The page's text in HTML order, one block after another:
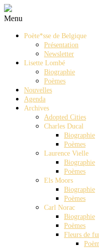
Menu
Poète*sse de Belgique
Présentation
Newsletter
Lisette Lombé
Biographie
Poèmes
Nouvelles
Agenda
Archives
Adopted Cities
Charles Ducal
Biographie
Poèmes
Laurence Vielle
Biographie
Poèmes
Els Moors
Biographie
Poèmes
Carl Norac
Biographie
Poèmes
Fleurs de